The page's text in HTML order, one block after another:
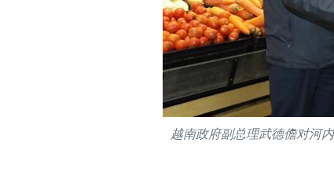
越南政府副总理武德儋对河